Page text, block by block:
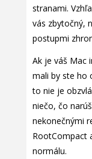
stranami.
vás zbytočný,
postupmi
Ak je váš Mac
mali by ste ho
to nie je
niečo, čo
nekonečnými
RootCompact
normálu.